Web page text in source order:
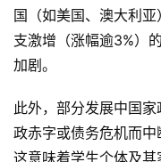
国（如美国、澳大利
支激增（涨幅逾3%）
加剧。
此外，部分发展中国
政赤字或债务危机而中
这意味着学生个体及其